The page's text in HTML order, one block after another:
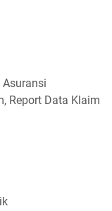
Asuransi
Report Data Klaim